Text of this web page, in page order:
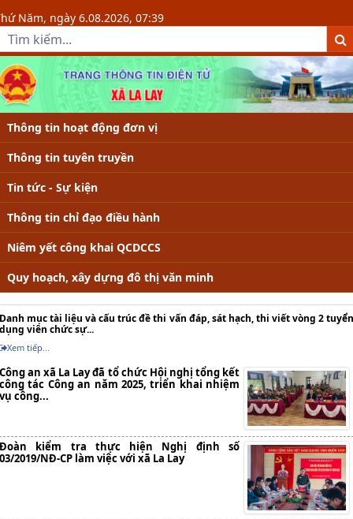
Cổng thông tin điện tử UBND xã
Năm, ngày 6.08.2026, 07:39
Thông tin hoạt động đơn vị
Thông tin tuyên truyền
Tin tức - Sự kiện
Thông tin chỉ đạo điều hành
Niêm yết công khai QCDCCS
Quy hoạch, xây dựng đô thị văn minh
Danh mục tài liệu và cấu trúc đề thi vấn đáp, sát hạch, thi viết vòng 2 tuyển
dụng viên chức sự...
Xem tiếp...
Công an xã La Lay đã tổ chức Hội nghị tổng kết
công tác Công an năm 2025, triển khai nhiệm
vụ công...
Đoàn kiểm tra thực hiện Nghị định số
03/2019/NĐ-CP làm việc với xã La Lay